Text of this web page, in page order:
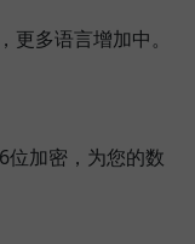
多语言增加中。
位加密，为您的数